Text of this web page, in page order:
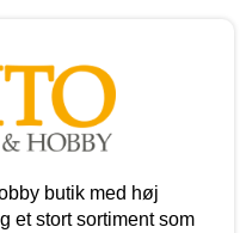
butik med høj
et stort sortiment som